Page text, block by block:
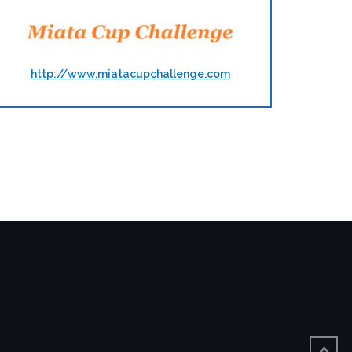
http://www.miatacupchallenge.com